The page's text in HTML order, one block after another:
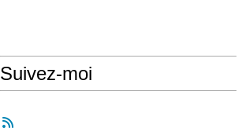
Suivez-moi